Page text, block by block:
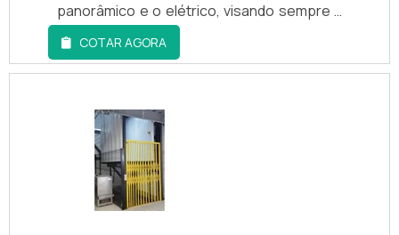
panorâmico e o elétrico, visando sempre a
qualidade final para fidelização do cliente.A
EMPRESA OFERECE DIVERSAS
VANTAGENSNão obstante, quando se fala
importante buscar uma empresa que tenha
produtos e serviços com ótima qualidade e
assertividade, deta...
COTAR AGORA